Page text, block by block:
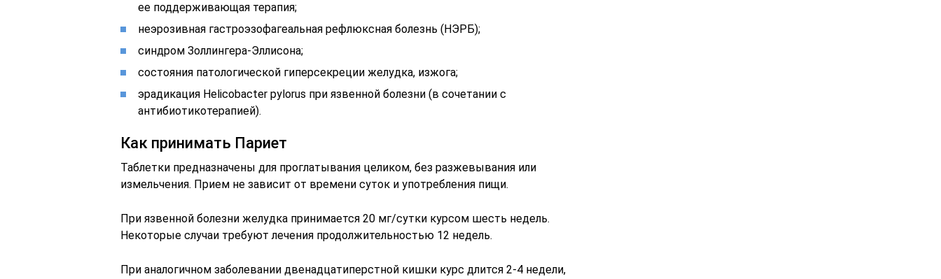
ее поддерживающая терапия;
неэрозивная гастроэзофагеальная рефлюксная болезнь (НЭРБ);
синдром Золлингера-Эллисона;
состояния патологической гиперсекреции желудка, изжога;
эрадикация Helicobacter pylorus при язвенной болезни (в сочетании с
антибиотикотерапией).
Как принимать Париет
Таблетки предназначены для проглатывания целиком, без разжевывания или
измельчения. Прием не зависит от времени суток и употребления пищи.
При язвенной болезни желудка принимается 20 мг/сутки курсом шесть недель.
Некоторые случаи требуют лечения продолжительностью 12 недель.
При аналогичном заболевании двенадцатиперстной кишки курс длится 2-4 недели,